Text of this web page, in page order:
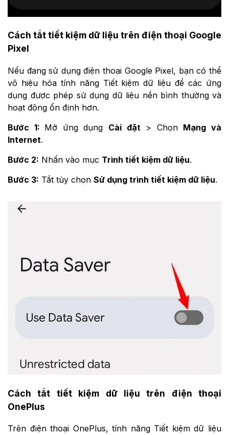
Cách tắt tiết kiệm dữ liệu trên điện thoại Google
Pixel
Nếu đang sử dụng điện thoại Google Pixel, bạn có thể
vô hiệu hóa tính năng Tiết kiệm dữ liệu để các ứng
dụng được phép sử dụng dữ liệu nền bình thường và
hoạt động ổn định hơn.
Bước 1: Mở ứng dụng Cài đặt > Chọn Mạng và
Internet.
Bước 2: Nhấn vào mục Trình tiết kiệm dữ liệu.
Bước 3: Tắt tùy chọn Sử dụng trình tiết kiệm dữ liệu.
Cách tắt tiết kiệm dữ liệu trên điện thoại
OnePlus
Trên điện thoại OnePlus, tính năng Tiết kiệm dữ liệu